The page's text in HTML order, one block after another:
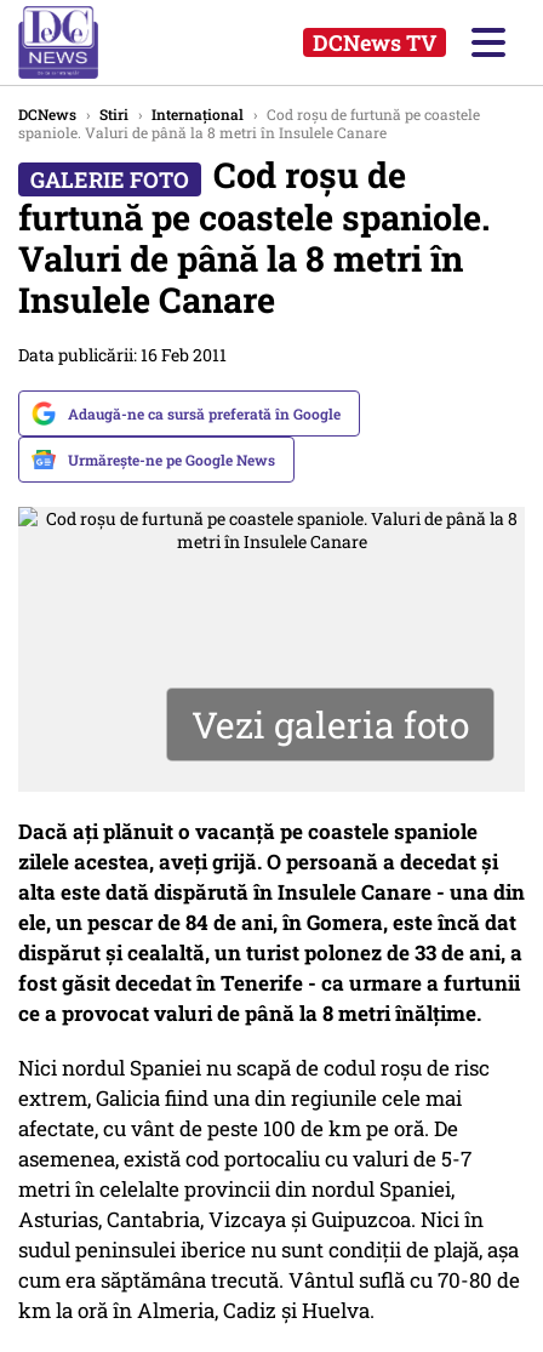
DCNews TV
DCNews › Stiri › Internațional › Cod roșu de furtună pe coastele
spaniole. Valuri de până la 8 metri în Insulele Canare
Cod roșu de
furtună pe coastele spaniole.
Valuri de până la 8 metri în
Insulele Canare
Data publicării: 16 Feb 2011
Adaugă-ne ca sursă preferată în Google
Urmărește-ne pe Google News
Vezi galeria foto
Dacă ați plănuit o vacanță pe coastele spaniole
zilele acestea, aveți grijă. O persoană a decedat și
alta este dată dispărută în Insulele Canare - una din
ele, un pescar de 84 de ani, în Gomera, este încă dat
dispărut și cealaltă, un turist polonez de 33 de ani, a
fost găsit decedat în Tenerife - ca urmare a furtunii
ce a provocat valuri de până la 8 metri înălțime.
Nici nordul Spaniei nu scapă de codul roșu de risc
extrem, Galicia fiind una din regiunile cele mai
afectate, cu vânt de peste 100 de km pe oră. De
asemenea, există cod portocaliu cu valuri de 5-7
metri în celelalte provincii din nordul Spaniei,
Asturias, Cantabria, Vizcaya și Guipuzcoa. Nici în
sudul peninsulei iberice nu sunt condiții de plajă, așa
cum era săptămâna trecută. Vântul suflă cu 70-80 de
km la oră în Almeria, Cadiz și Huelva.